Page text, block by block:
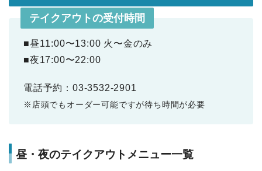
テイクアウトの受付時間
■昼11:00〜13:00 火〜金のみ
■夜17:00〜22:00
電話予約：03-3532-2901
※店頭でもオーダー可能ですが待ち時間が必要
昼・夜のテイクアウトメニュー一覧